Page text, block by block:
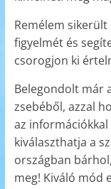
Remélem
figyelmét és
csorogjon ki
Belegondolt már
zsebéből, azzal
az
kiválaszthatja a
országban
meg! Kiváló mód